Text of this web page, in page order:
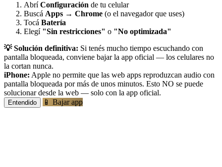
AbríConfiguración de tu celular
Buscá Apps → Chrome (o el navegador que uses)
Tocá Batería
Elegí "Sin restricciones" o "No optimizada"
💡 Solución definitiva: Si tenés mucho tiempo escuchando con
pantalla bloqueada, conviene bajar la app oficial — los celulares no
la cortan nunca.
iPhone: Apple no permite que las web apps reproduzcan audio con
pantalla bloqueada por más de unos minutos. Esto NO se puede
solucionar desde la web — solo con la app oficial.
Entendido 📱 Bajar app